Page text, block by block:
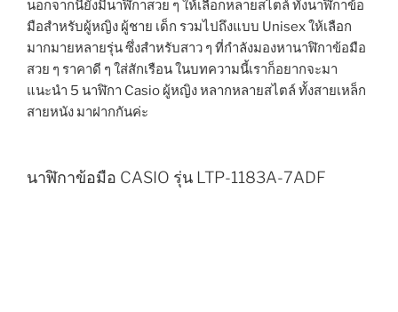
นอกจากนี้ยังมีนาฬิกาสวย ๆ ให้เลือกหลายสไตล์ ทั้งนาฬิกาข้อ
มือสำหรับผู้หญิง ผู้ชาย เด็ก รวมไปถึงแบบ Unisex ให้เลือก
มากมายหลายรุ่น ซึ่งสำหรับสาว ๆ ที่กำลังมองหานาฬิกาข้อมือ
สวย ๆ ราคาดี ๆ ใส่สักเรือน ในบทความนี้เราก็อยากจะมา
แนะนำ 5 นาฬิกา Casio ผู้หญิง หลากหลายสไตล์ ทั้งสายเหล็ก
สายหนัง มาฝากกันค่ะ
นาฬิกาข้อมือ CASIO รุ่น LTP-1183A-7ADF